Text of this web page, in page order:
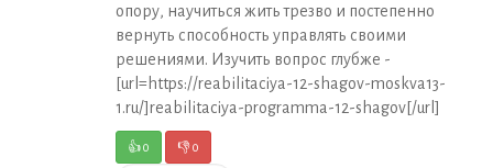
опору, научиться жить трезво и постепенно
вернуть способность управлять своими
решениями. Изучить вопрос глубже -
[url=https://reabilitaciya-12-shagov-moskva13-
1.ru/]reabilitaciya-programma-12-shagov[/url]
👍0 👎0